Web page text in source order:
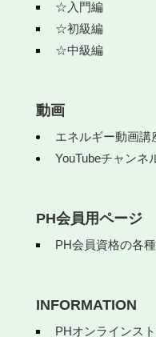
☆入門編
☆初級編
☆中級編
動画
エネルギー動画講
YouTubeチャンネ
PH会員用ページ
PH会員資格の各
INFORMATION
PHオンラインス